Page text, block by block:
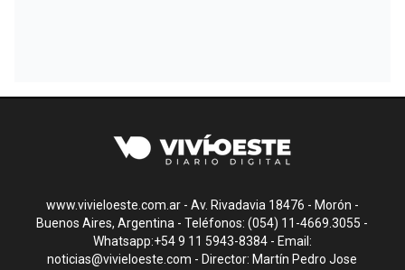
www.vivieloeste.com.ar - Av. Rivadavia 18476 - Morón -
Buenos Aires, Argentina - Teléfonos: (054) 11-4669.3055 -
Whatsapp:+54 9 11 5943-8384 - Email:
noticias@vivieloeste.com - Director: Martín Pedro Jose